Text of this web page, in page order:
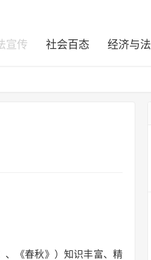
宣传 社会百态 经济与法
、《春秋》）知识丰富、精